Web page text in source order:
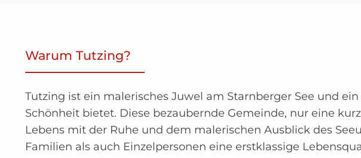
Warum Tutzing?
Tutzing ist ein malerisches Juwel am Starnberger See und
Schönheit bietet. Diese bezaubernde Gemeinde, nur eine
Lebens mit der Ruhe und dem malerischen Ausblick des
Familien als auch Einzelpersonen eine erstklassige